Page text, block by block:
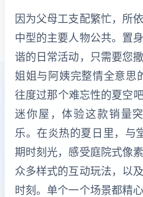
因为父母工支配繁忙，所
中型的主要人物公共。置
谐的日常活动，只需要您
姐姐与阿姨完整情全意思
往度过那个难忘性的夏空
迷你屋，体验这款销量
乐。在炎热的夏日里，与
期时刻光，感受庭院式像
众多样式的互动玩法，以
时刻。单个一个场景都精